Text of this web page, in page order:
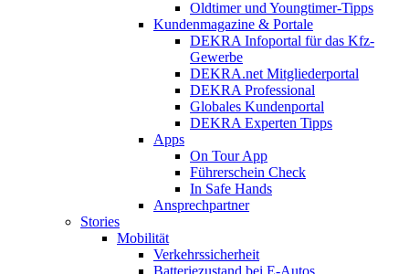
Oldtimer und Youngtimer-Tipps
Kundenmagazine & Portale
DEKRA Infoportal für das Kfz-
Gewerbe
DEKRA.net Mitgliederportal
DEKRA Professional
Globales Kundenportal
DEKRA Experten Tipps
Apps
On Tour App
Führerschein Check
In Safe Hands
Ansprechpartner
Stories
Mobilität
Verkehrssicherheit
Batteriezustand bei E-Autos